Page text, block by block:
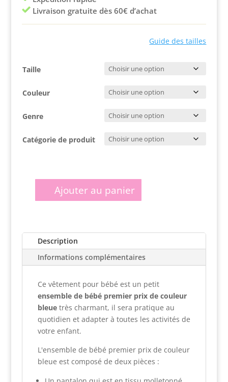
Livraison gratuite dès 60€ d’achat
Guide des tailles
Taille
Couleur
Genre
Catégorie de produit
de
bébé
premier
prix
couleur
bleue
Ajouter au panier
Description
Informations complémentaires
Ce vêtement pour bébé est un petit
ensemble de bébé premier prix de couleur
bleuetrès charmant, il sera pratique au
quotidien et adapter à toutes les activités de
votre enfant.
L'ensemble de bébé premier prix de couleur
bleue est composé de deux pièces :